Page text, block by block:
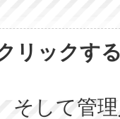
リックす
そして管